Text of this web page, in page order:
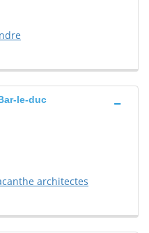
le-duc
architectes